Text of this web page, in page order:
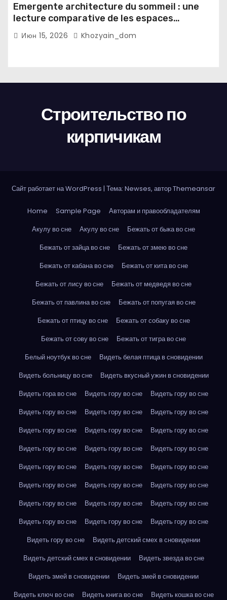
Emergente architecture du sommeil : une
lecture comparative de les espaces
domestiques et les habitudes d'ecriture
Июн 15, 2026 Khozyain_dom
Строительство по
кирпичикам
Сайт работает на WordPress | Тема: Newses, авторThemeansar
Home Sample Page
Авторам и правообладателям
Акулу во сне
Акулу во сне
Бежать от быка во сне
Бежать от зайца во сне
Бежать от змею во сне
Бежать от кабана во сне
Бежать от кита во сне
Бежать от лису во сне
Бежать от медведя во сне
Бежать от павлина во сне
Бежать от попугая во сне
Бежать от птицу во сне
Бежать от собаку во сне
Бежать от сову во сне
Бежать от тигра во сне
Белый ноутбук во сне
Видеть белая птица в сновидении
Видеть больницу во сне
Видеть вкусный ужин в сновидении
Видеть гора во сне
Видеть гору во сне
Видеть гору во сне
Видеть гору во сне
Видеть гору во сне
Видеть гору во сне
Видеть гору во сне
Видеть гору во сне
Видеть гору во сне
Видеть гору во сне
Видеть гору во сне
Видеть гору во сне
Видеть гору во сне
Видеть гору во сне
Видеть гору во сне
Видеть гору во сне
Видеть гору во сне
Видеть гору во сне
Видеть гору во сне
Видеть гору во сне
Видеть гору во сне
Видеть гору во сне
Видеть гору во сне
Видеть гору во сне
Видеть гору во сне
Видеть детский смех в сновидении
Видеть детский смех в сновидении
Видеть звезда во сне
Видеть змей в сновидении
Видеть змей в сновидении
Видеть ключ во сне
Видеть книга во сне
Видеть кошка во сне